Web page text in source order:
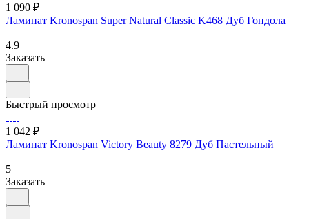
1 090 ₽
Ламинат Kronospan Super Natural Classic K468 Дуб Гондола
4.9
Заказать
Быстрый просмотр
1 042 ₽
Ламинат Kronospan Victory Beauty 8279 Дуб Пастельный
5
Заказать